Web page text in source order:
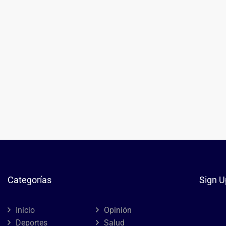
Categorías
Inicio
Opinión
Deportes
Salud
Sign